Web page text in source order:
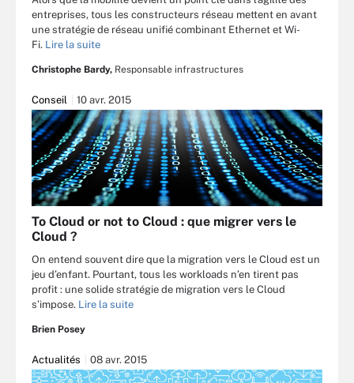
entreprises, tous les constructeurs réseau mettent en avant
une stratégie de réseau unifié combinant Ethernet et Wi-
Fi. Lire la suite
Christophe Bardy, Responsable infrastructures
Conseil 10 avr. 2015
To Cloud or not to Cloud : que migrer vers le
Cloud ?
On entend souvent dire que la migration vers le Cloud est un
jeu d’enfant. Pourtant, tous les workloads n’en tirent pas
profit : une solide stratégie de migration vers le Cloud
s’impose. Lire la suite
Brien Posey
Actualités 08 avr. 2015